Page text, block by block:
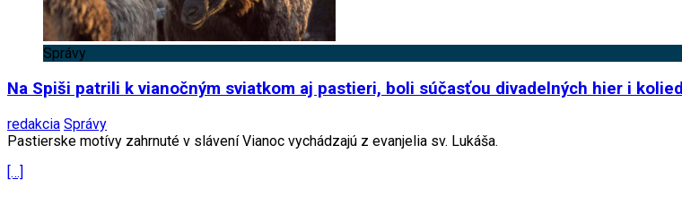
Správy
Na Spiši patrili k vianočným sviatkom aj pastieri, boli súčasťou divadelných hier i kolied
redakcia Správy
Pastierske motívy zahrnuté v slávení Vianoc vychádzajú z evanjelia sv. Lukáša.
[…]